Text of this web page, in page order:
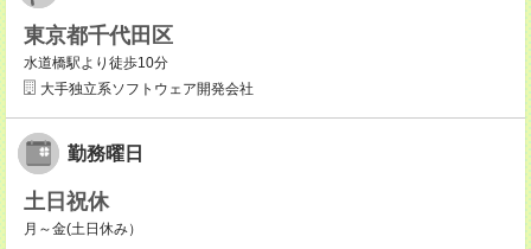
東京都千代田区
水道橋駅より徒歩10分
大手独立系ソフトウェア開発会社
勤務曜日
土日祝休
月～金(土日休み）